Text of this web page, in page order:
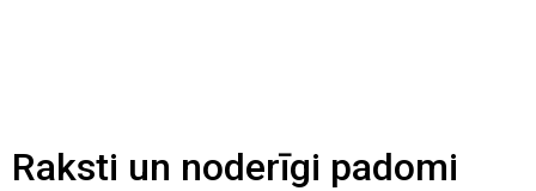
Raksti un noderīgi padomi